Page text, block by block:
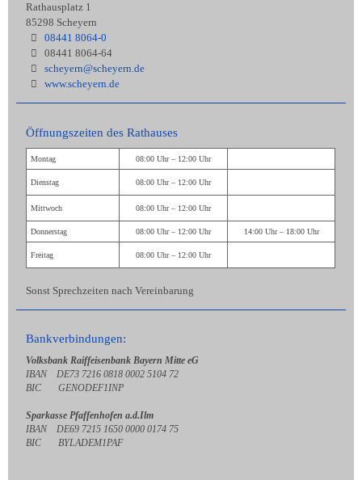
Rathausplatz 1
85298 Scheyern
08441 8064-0
08441 8064-64
scheyern@scheyern.de
www.scheyern.de
Öffnungszeiten des Rathauses
Montag 08:00 Uhr – 12:00 Uhr
Dienstag 08:00 Uhr – 12:00 Uhr
Mittwoch 08:00 Uhr – 12:00 Uhr
Donnerstag 08:00 Uhr – 12:00 Uhr 14:00 Uhr – 18:00 Uhr
Freitag 08:00 Uhr – 12:00 Uhr
Sonst Sprechzeiten nach Vereinbarung
Bankverbindungen:
Volksbank Raiffeisenbank Bayern Mitte eG
IBAN DE73 7216 0818 0002 5104 72
BIC GENODEF1INP
Sparkasse Pfaffenhofen a.d.Ilm
IBAN DE69 7215 1650 0000 0174 75
BIC BYLADEM1PAF